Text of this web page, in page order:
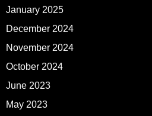
January 2025
December 2024
November 2024
October 2024
June 2023
May 2023